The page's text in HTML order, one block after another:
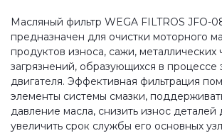
Масляный фильтр WEGA FILTROS JFO-
предназначен для очистки моторного
продуктов износа, сажи, металлических
загрязнений, образующихся в процессе
двигателя. Эффективная фильтрация
элементы системы смазки,
давление масла, снизить износ деталей
увеличить срок службы его основных